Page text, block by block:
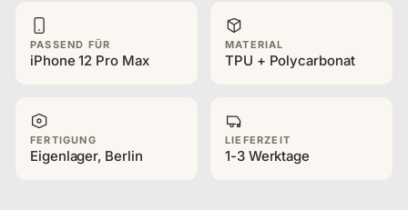
PASSEND FÜR
iPhone 12 Pro Max
MATERIAL
TPU + Polycarbonat
FERTIGUNG
Eigenlager, Berlin
LIEFERZEIT
1-3 Werktage